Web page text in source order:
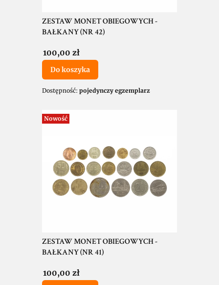
ZESTAW MONET OBIEGOWYCH -
BAŁKANY (NR 42)
Cena
100,00 zł
Do koszyka
Dostępność: pojedynczy egzemplarz
Nowość
ZESTAW MONET OBIEGOWYCH -
BAŁKANY (NR 41)
Cena
100,00 zł